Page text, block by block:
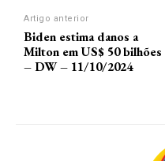
Artigo anterior
Biden estima danos a
Milton em US$ 50 bilhões
– DW – 11/10/2024